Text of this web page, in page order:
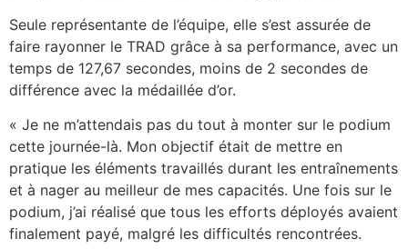
Seule représentante de l’équipe, elle s’est assurée de
faire rayonner le TRAD grâce à sa performance, avec un
temps de 127,67 secondes, moins de 2 secondes de
différence avec la médaillée d’or.
« Je ne m’attendais pas du tout à monter sur le podium
cette journée-là. Mon objectif était de mettre en
pratique les éléments travaillés durant les entraînements
et à nager au meilleur de mes capacités. Une fois sur le
podium, j’ai réalisé que tous les efforts déployés avaient
finalement payé, malgré les difficultés rencontrées.